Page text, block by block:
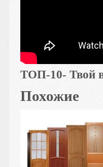
ТОП-10- Твой
Похожие